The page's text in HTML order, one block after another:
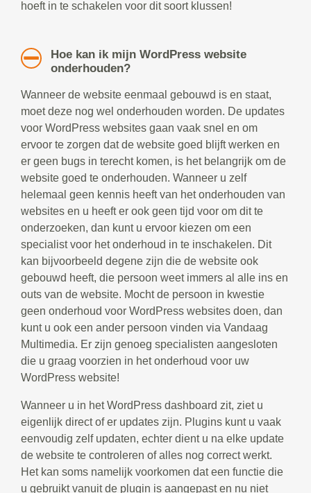
hoeft in te schakelen voor dit soort klussen!
Hoe kan ik mijn WordPress website
onderhouden?
Wanneer de website eenmaal gebouwd is en staat,
moet deze nog wel onderhouden worden. De updates
voor WordPress websites gaan vaak snel en om
ervoor te zorgen dat de website goed blijft werken en
er geen bugs in terecht komen, is het belangrijk om de
website goed te onderhouden. Wanneer u zelf
helemaal geen kennis heeft van het onderhouden van
websites en u heeft er ook geen tijd voor om dit te
onderzoeken, dan kunt u ervoor kiezen om een
specialist voor het onderhoud in te inschakelen. Dit
kan bijvoorbeeld degene zijn die de website ook
gebouwd heeft, die persoon weet immers al alle ins en
outs van de website. Mocht de persoon in kwestie
geen onderhoud voor WordPress websites doen, dan
kunt u ook een ander persoon vinden via Vandaag
Multimedia. Er zijn genoeg specialisten aangesloten
die u graag voorzien in het onderhoud voor uw
WordPress website!
Wanneer u in het WordPress dashboard zit, ziet u
eigenlijk direct of er updates zijn. Plugins kunt u vaak
eenvoudig zelf updaten, echter dient u na elke update
de website te controleren of alles nog correct werkt.
Het kan soms namelijk voorkomen dat een functie die
u gebruikt vanuit de plugin is aangepast en nu niet